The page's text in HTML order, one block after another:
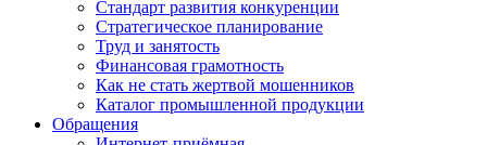
Стандарт развития конкуренции
Стратегическое планирование
Труд и занятость
Финансовая грамотность
Как не стать жертвой мошенников
Каталог промышленной продукции
Обращения